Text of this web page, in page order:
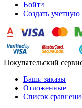
Войти
Создать учетную
Покупательский
Ваши заказы
Отложенные
Список